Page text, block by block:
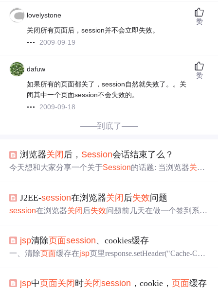
lovelystone
关闭所有页面后，session并不会立即失效。
2009-09-19
赞
dafuw
如果所有的页面都关了，session自然就失效了。。关
闭其中一个页面session不会失效的。
2009-09-18
赞
——到底了——
浏览器关闭 后， Session会话结束了么？
今天想和大家分享一个关于Session的话题: 当浏览器关闭
存当前用户的状态信息，初学它的时候，认为Session
生命周期是从打开一个浏览器窗口发送请求到关闭浏览器
时，就会开始
J2EE-session在浏览器关闭后失效问题
session在浏览器关闭 后失效问题前几天在做一个签到系统
于 session的一些问题，作出以下分析,在这里，着重讨论
ession生命周期的问题，至于其他定义，不做解释： 首
jsp清除页面session、cookies缓存
一、清除页面缓存在jsp页里response.setHeader("Cache-Cont
ookie = new Cookie("mycookie", null);killMyCoo
jsp中页面关闭时关闭session ，cookie，页面缓存